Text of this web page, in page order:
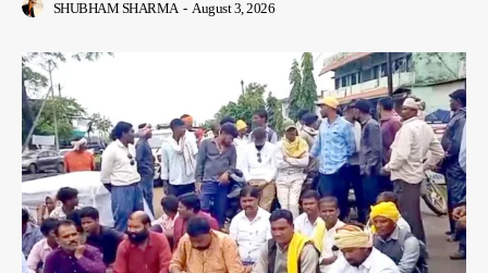
SHUBHAM SHARMA - August 3, 2026